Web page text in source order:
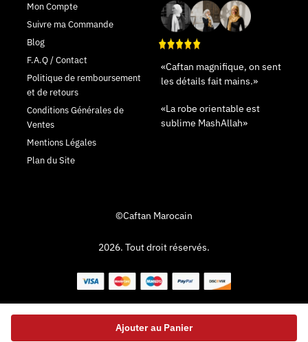
Ajouter au Panier
Mon Compte
Suivre ma Commande
Blog
F.A.Q / Contact
Politique de remboursement
et de retours
Conditions Générales de
Ventes
Mentions Légales
Plan du Site
«Caftan magnifique, on sent
les détails fait mains.»
«La robe orientable est
sublime MashAllah»
©Caftan Marocain
2026. Tout droit réservés.